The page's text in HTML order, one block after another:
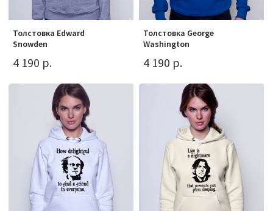
Толстовка Edward
Snowden
4 190 р.
Толстовка George
Washington
4 190 р.